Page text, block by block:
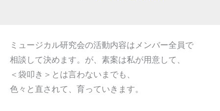
ミュージカル研究会の活動内容はメンバー全員で
相談して決めます。が、素案は私が用意して、
＜袋叩き＞とは言わないまでも、
色々と直されて、育っていきます。